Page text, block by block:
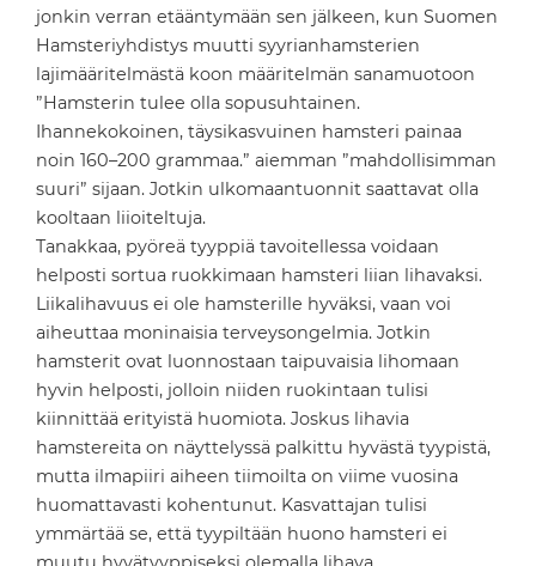
jonkin verran etääntymään sen jälkeen, kun Suomen
Hamsteriyhdistys muutti syyrianhamsterien
lajimääritelmästä koon määritelmän sanamuotoon
”Hamsterin tulee olla sopusuhtainen.
Ihannekokoinen, täysikasvuinen hamsteri painaa
noin 160–200 grammaa.” aiemman ”mahdollisimman
suuri” sijaan. Jotkin ulkomaantuonnit saattavat olla
kooltaan liioiteltuja.
Tanakkaa, pyöreä tyyppiä tavoitellessa voidaan
helposti sortua ruokkimaan hamsteri liian lihavaksi.
Liikalihavuus ei ole hamsterille hyväksi, vaan voi
aiheuttaa moninaisia terveysongelmia. Jotkin
hamsterit ovat luonnostaan taipuvaisia lihomaan
hyvin helposti, jolloin niiden ruokintaan tulisi
kiinnittää erityistä huomiota. Joskus lihavia
hamstereita on näyttelyssä palkittu hyvästä tyypistä,
mutta ilmapiiri aiheen tiimoilta on viime vuosina
huomattavasti kohentunut. Kasvattajan tulisi
ymmärtää se, että tyypiltään huono hamsteri ei